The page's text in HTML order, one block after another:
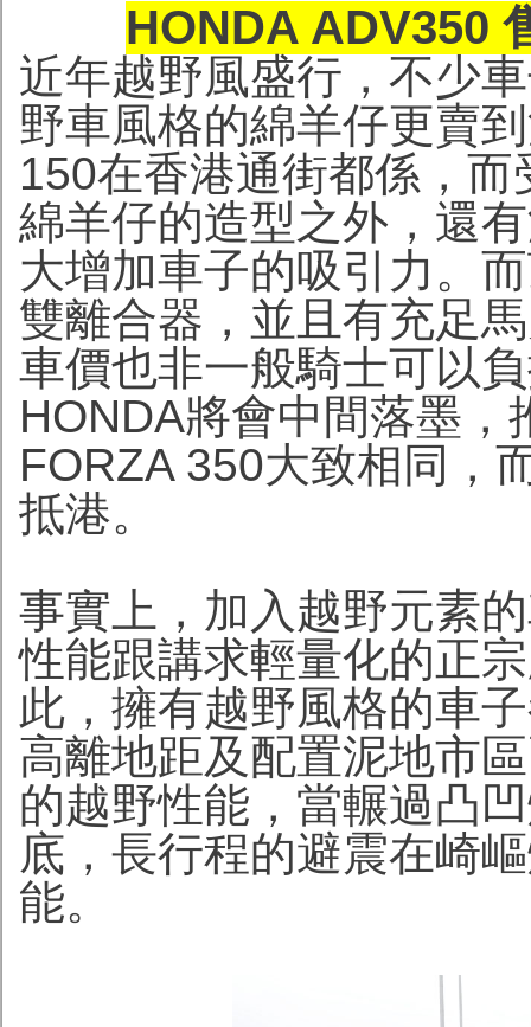
HONDA ADV350
近年越野風盛行，不少
野車風格的綿羊仔更賣
150在香港通街都係，
綿羊仔的造型之外，還
大增加車子的吸引力。
雙離合器，並且有充足
車價也非一般騎士可以
HONDA將會中間落墨
FORZA 350大致相同，
抵港。
事實上，加入越野元素
性能跟講求輕量化的正
此，擁有越野風格的車
高離地距及配置泥地市
的越野性能，當輾過凸
底，長行程的避震在崎
能。